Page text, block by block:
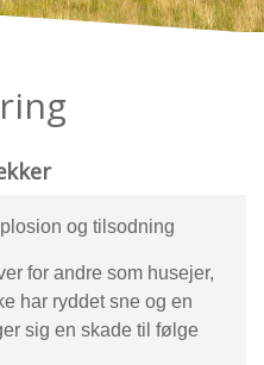
og tilsodning
for andre som husejer,
har ryddet sne og en
sig en skade til følge